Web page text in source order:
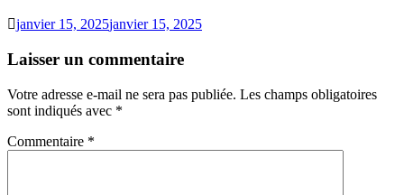
janvier 15, 2025janvier 15, 2025
Laisser un commentaire
Votre adresse e-mail ne sera pas publiée. Les champs obligatoires
sont indiqués avec *
Commentaire *